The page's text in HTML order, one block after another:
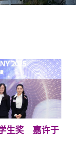
生奖 嘉许于